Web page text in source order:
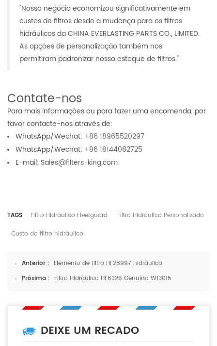
"Nosso negócio economizou significativamente em
custos de filtros desde a mudança para os filtros
hidráulicos da CHINA EVERLASTING PARTS CO., LIMITED.
As opções de personalização também nos
permitiram padronizar nosso estoque de filtros."
Contate-nos
Para mais informações ou para fazer uma encomenda, por
favor contacte-nos através de:
WhatsApp/Wechat: +86 18965520297
WhatsApp/Wechat: +86 18144082725
E-mail: Sales@filters-king.com
TAGS Filtro Hidráulico Fleetguard
Filtro Hidráulico Personalizado
Custo do filtro hidráulico
Anterior : Elemento de filtro HF28997 hidráulico
Próxima : Filtro Hidráulico HF6326 Genuíno W13015
DEIXE UM RECADO